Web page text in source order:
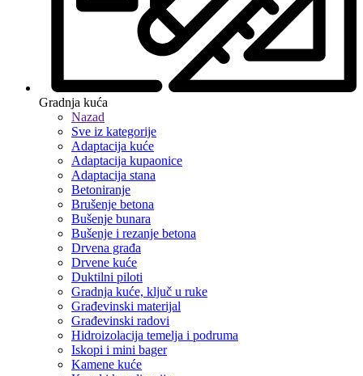
Gradnja kuća
Nazad
Sve iz kategorije
Adaptacija kuće
Adaptacija kupaonice
Adaptacija stana
Betoniranje
Brušenje betona
Bušenje bunara
Bušenje i rezanje betona
Drvena građa
Drvene kuće
Duktilni piloti
Gradnja kuće, ključ u ruke
Građevinski materijal
Građevinski radovi
Hidroizolacija temelja i podruma
Iskopi i mini bager
Kamene kuće